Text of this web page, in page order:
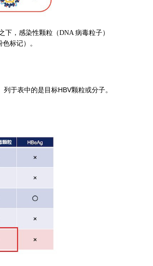
，感染性颗粒（DNA 病毒粒子）
标记）。
于表中的是目标HBV颗粒或分子。